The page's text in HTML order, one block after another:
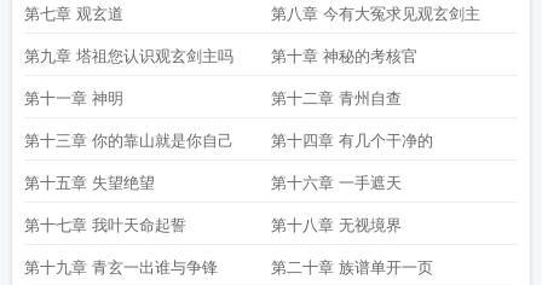
第七章 观玄道 第八章 今有大冤求见观玄剑主
第九章 塔祖您认识观玄剑主吗 第十章 神秘的考核官
第十一章 神明 第十二章 青州自查
第十三章 你的靠山就是你自己 第十四章 有几个干净的
第十五章 失望绝望 第十六章 一手遮天
第十七章 我叶天命起誓 第十八章 无视境界
第十九章 青玄一出谁与争锋 第二十章 族谱单开一页